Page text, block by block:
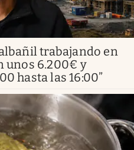
trabajando en
unos 6.200€ y
hasta las 16:00”